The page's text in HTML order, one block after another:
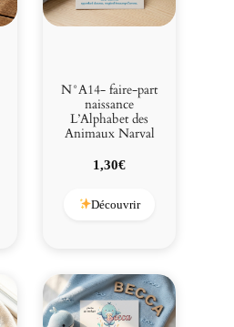
N°A14- faire-part
naissance
L’Alphabet des
Animaux Narval
1,30€
Découvrir